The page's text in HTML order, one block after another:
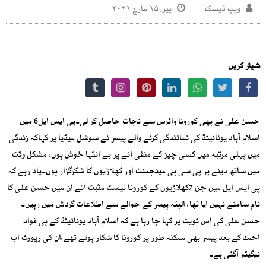
ویب ڈیسک پیر, ۱۵ مارچ ۲۰۲۱
شیئر کریں
حسن علی نے بھی کورونا وائرس سے نجات حاصل کر لی۔پی ایس ایل6 میں
اسلام آباد یونائیٹڈ کی نمائندگی کرنے والے پیسر نے سوشل میڈیا پر کہاکہ زندگی
میں پہلی مرتبہ میں کسی چیز کے منفی آنے پر بے انتہا خوش ہوں، مشکل وقت
میں ساتھ دینے پر پی سی بی مینجمنٹ اور کھلاڑیوں کا شکرگزار ہوں۔یاد رہے کہ
پی ایس ایل میں جن 7کھلاڑیوں کے کورونا ٹیسٹ مثبت آئے ان میں حسن علی کا
نام سامنے نہیں آیا تھا، البتہ پیسر کے حوالے سے اطلاعات گردش میں رہیں۔
حسن علی کی اس ٹویٹ پر کہا جا رہا ہے کہ اسلام آباد یونائیٹڈ کے ہی فواد
احمد کے بعد پیسر بھی ممکنہ طور پر کورونا کا شکار ہوئے تھے،ان کی رپورٹ اب
نیگیٹو آگئی ہے۔